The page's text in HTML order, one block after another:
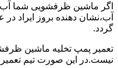
اگر ماشین ظرفشویی شما آب
آب،نشان دهنده بروز
گردد.
تعمیر پمپ تخلیه ماشین
نیست.در این صورت تیم تعمیر